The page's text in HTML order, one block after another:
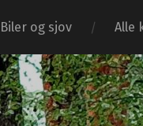
Biler og sjov Alle